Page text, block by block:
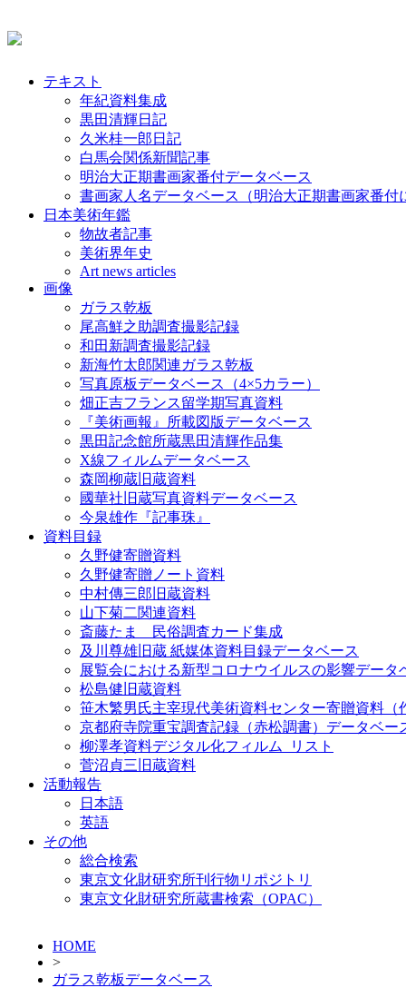
テキスト
年紀資料集成
黒田清輝日記
久米桂一郎日記
白馬会関係新聞記事
明治大正期書画家番付データベース
書画家人名データベース（明治大正期書画家番付
日本美術年鑑
物故者記事
美術界年史
Art news articles
画像
ガラス乾板
尾高鮮之助調査撮影記録
和田新調査撮影記録
新海竹太郎関連ガラス乾板
写真原板データベース（4×5カラー）
畑正吉フランス留学期写真資料
『美術画報』所載図版データベース
黒田記念館所蔵黒田清輝作品集
X線フィルムデータベース
森岡柳蔵旧蔵資料
國華社旧蔵写真資料データベース
今泉雄作『記事珠』
資料目録
久野健寄贈資料
久野健寄贈ノート資料
中村傳三郎旧蔵資料
山下菊二関連資料
斎藤たま 民俗調査カード集成
及川尊雄旧蔵 紙媒体資料目録データベース
展覧会における新型コロナウイルスの影響データ
松島健旧蔵資料
笹木繁男氏主宰現代美術資料センター寄贈資料（
京都府寺院重宝調査記録（赤松調書）データベー
柳澤孝資料デジタル化フィルム_リスト
菅沼貞三旧蔵資料
活動報告
日本語
英語
その他
総合検索
東京文化財研究所刊行物リポジトリ
東京文化財研究所蔵書検索（OPAC）
HOME
>
ガラス乾板データベース